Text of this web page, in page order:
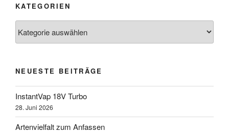
KATEGORIEN
NEUESTE BEITRÄGE
InstantVap 18V Turbo
28. Juni 2026
Artenvielfalt zum Anfassen